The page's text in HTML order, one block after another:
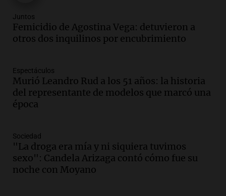
Viva la Radio
Episodios
Audio.Tucumán enfrenta un equilibrio
consumo y recaudación
Panorama Federal
Audio.
Panorama Federal
Episodios
Audio.Audiencia por tragedia vial en
Altas Cumbres: peritos analizan
Juntos
Femicidio de Agostina Vega: detuvieron a
otros dos inquilinos por encubrimiento
Espectáculos
Murió Leandro Rud a los 51 años: la historia
del representante de modelos que marcó una
época
Sociedad
"La droga era mía y ni siquiera tuvimos
sexo": Candela Arizaga contó cómo fue su
noche con Moyano